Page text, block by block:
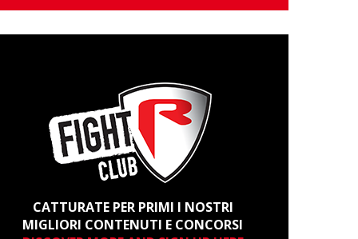
CATTURATE PER PRIMI I NOSTRI
MIGLIORI CONTENUTI E CONCORSI